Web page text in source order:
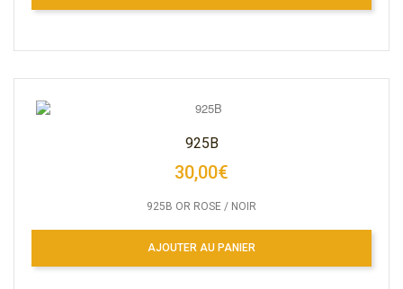
925B
30,00€
925B OR ROSE / NOIR
AJOUTER AU PANIER